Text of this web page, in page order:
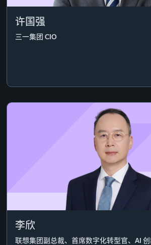
许国强
三一集团 CIO
李欣
联想集团副总裁、首席数字化转型官、AI